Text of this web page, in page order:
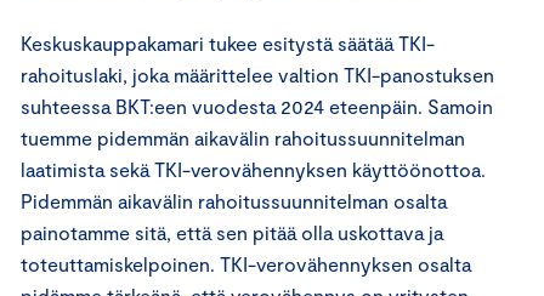
Keskuskauppakamari tukee esitystä säätää TKI-
rahoituslaki, joka määrittelee valtion TKI-panostuksen
suhteessa BKT:een vuodesta 2024 eteenpäin. Samoin
tuemme pidemmän aikavälin rahoitussuunnitelman
laatimista sekä TKI-verovähennyksen käyttöönottoa.
Pidemmän aikavälin rahoitussuunnitelman osalta
painotamme sitä, että sen pitää olla uskottava ja
toteuttamiskelpoinen. TKI-verovähennyksen osalta